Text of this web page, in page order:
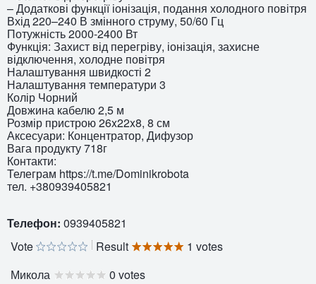
– Додаткові функції іонізація, подання холодного повітря
Вхід 220–240 В змінного струму, 50/60 Гц
Потужність 2000-2400 Вт
Функція: Захист від перегріву, іонізація, захисне
відключення, холодне повітря
Налаштування швидкості 2
Налаштування температури 3
Колір Чорний
Довжина кабелю 2,5 м
Розмір пристрою 26x22x8, 8 см
Аксесуари: Концентратор, Дифузор
Вага продукту 718г
Контакти:
Телеграм https://t.me/Dominikrobota
тел. +380939405821
Телефон: 0939405821
Vote
Result
1 votes
Микола
0 votes